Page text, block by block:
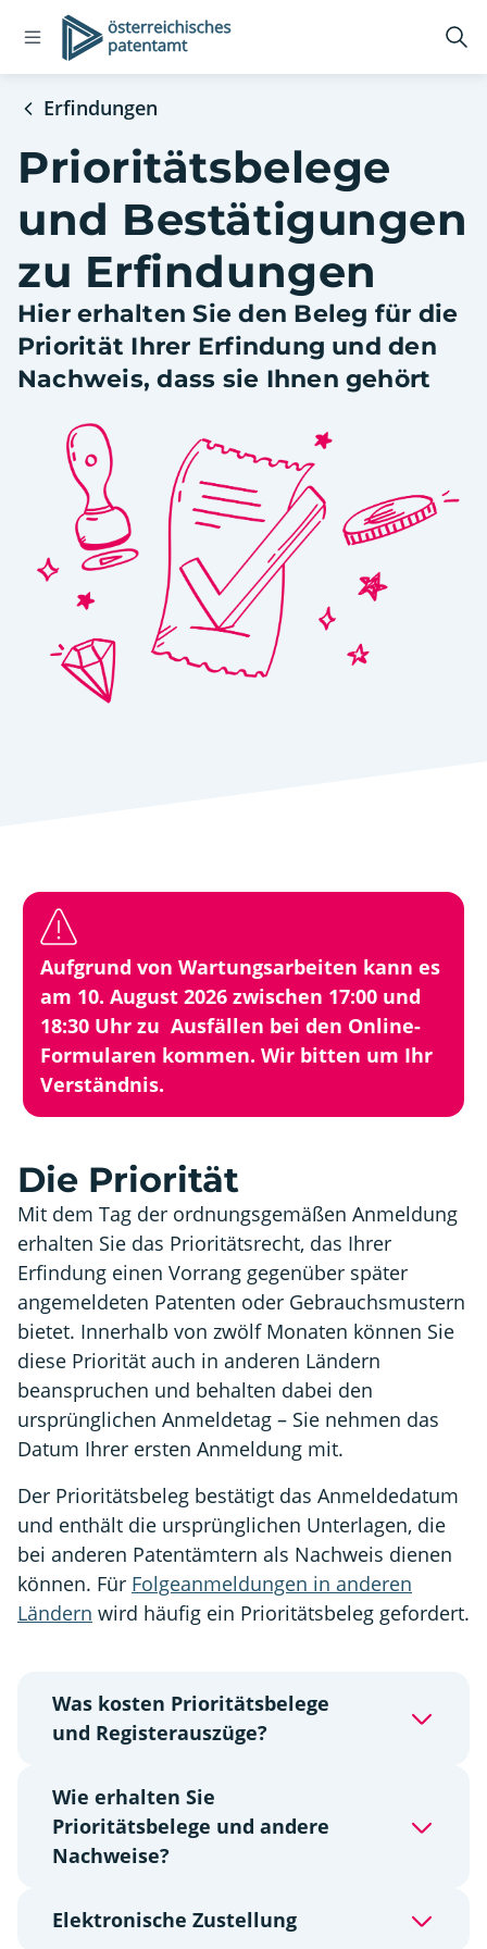
Open
navigation
Logo
Erfindungen
Prioritätsbelege
und Bestätigungen
zu Erfindungen
Hier erhalten Sie den Beleg für die
Priorität Ihrer Erfindung und den
Nachweis, dass sie Ihnen gehört
Aufgrund von Wartungsarbeiten kann es
am 10. August 2026 zwischen 17:00 und
18:30 Uhr zu Ausfällen bei den Online-
Formularen kommen. Wir bitten um Ihr
Verständnis.
Die Priorität
Mit dem Tag der ordnungsgemäßen Anmeldung
erhalten Sie das Prioritätsrecht, das Ihrer
Erfindung einen Vorrang gegenüber später
angemeldeten Patenten oder Gebrauchsmustern
bietet. Innerhalb von zwölf Monaten können Sie
diese Priorität auch in anderen Ländern
beanspruchen und behalten dabei den
ursprünglichen Anmeldetag – Sie nehmen das
Datum Ihrer ersten Anmeldung mit.
Der Prioritätsbeleg bestätigt das Anmeldedatum
und enthält die ursprünglichen Unterlagen, die
bei anderen Patentämtern als Nachweis dienen
können. Für Folgeanmeldungen in anderen
Ländern wird häufig ein Prioritätsbeleg gefordert.
Was kosten Prioritätsbelege
und Registerauszüge?
Wie erhalten Sie
Prioritätsbelege und andere
Nachweise?
Elektronische Zustellung